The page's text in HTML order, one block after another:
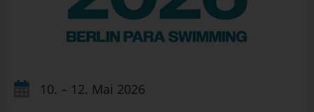
10. – 12. Mai 2026